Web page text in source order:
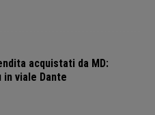
acquistati da MD:
viale Dante